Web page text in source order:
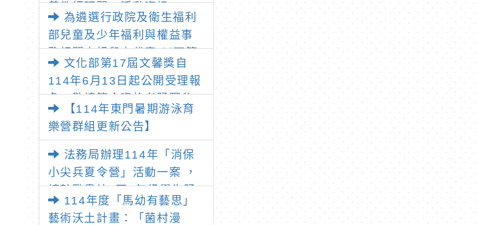
養教師研習」活動資訊。
為遴選行政院及衛生福利
部兒童及少年福利與權益事
務相關小組兒少代表(以下簡
稱中央兒少代表)，自即日起
至114年7月28日前受理報
名，公告活動資訊
文化部第17屆文馨獎自
114年6月13日起公開受理報
名，敬請符合資格者踴躍參
獎，
【114年東門暑期游泳育
樂營群組更新公告】
法務局辦理114年「消保
小尖兵夏令營」活動一案 ，
請鼓勵貴校3至6年級學生踴
躍報名參加
114年度「馬幼有藝思」
藝術沃土計畫：「菌村漫